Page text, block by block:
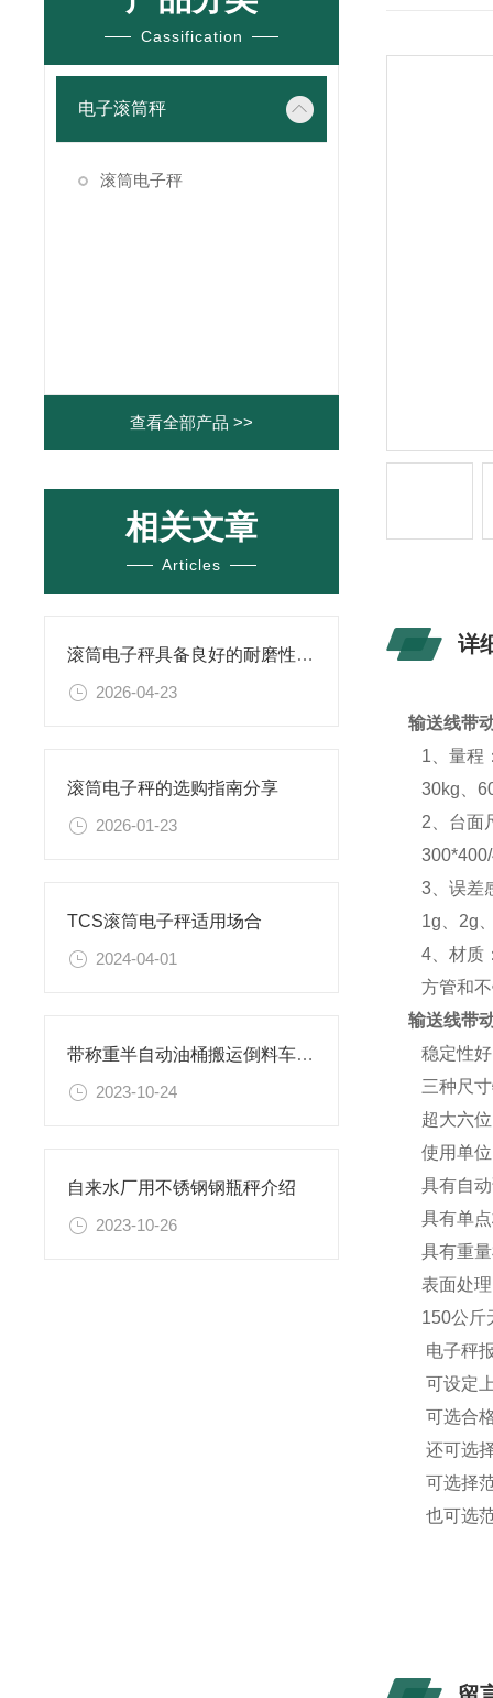
Cassification
电子滚筒秤
滚筒电子秤
查看全部产品 >>
相关文章
Articles
滚筒电子秤具备良好的耐磨性和抗腐蚀性
2026-04-23
滚筒电子秤的选购指南分享
2026-01-23
TCS滚筒电子秤适用场合
2024-04-01
带称重半自动油桶搬运倒料车介绍
2023-10-24
自来水厂用不锈钢钢瓶秤介绍
2023-10-26
详
输送线带
1、量程
30kg、
2、台面
3、误差
1g、2g
4、材质
方管和不
输送线带
稳定性
三种尺
超大六
使用单
具有自
具有单
具有重
表面处
150公斤
电子秤
可设定
可选合
还可选
可选择
也可选